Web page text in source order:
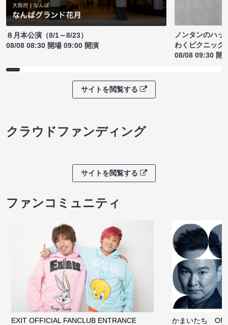
８月本公演（8/1～8/23）
08/08 08:30 開場 09:00 開演
ノンタンのハッ
わくピクニック
08/08 09:30 開
サイトを閲覧する
クラウドファンディング
サイトを閲覧する
ファンコミュニティ
EXIT OFFICIAL FANCLUB ENTRANCE かまいたち